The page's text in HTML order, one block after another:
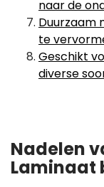
naar de
Duurzaam
te
Geschikt
diverse
Nadelen
Laminaat